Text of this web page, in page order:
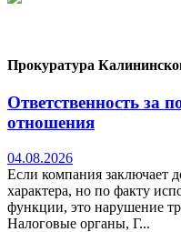
Прокуратура
Ответственность за
отношения
04.08.2026
Если компания заключает
характера, но по факту
функции, это нарушение
Налоговые органы, Г...